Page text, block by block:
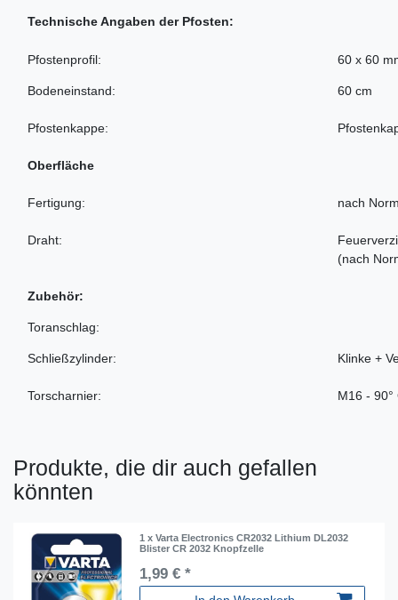
Technische Angaben der Pfosten:
Pfostenprofil:
Bodeneinstand:
Pfostenkappe:
60 x 60
60 cm
Oberfläche
Fertigung:
Draht:
nach
(nach
Zubehör:
Toranschlag:
Schließzylinder:
Torscharnier:
Klinke +
M16 - 90°
Produkte, die dir auch gefallen
könnten
1 x Varta Electronics CR2032 Lithium DL2032
Blister CR 2032 Knopfzelle
1,99 € *